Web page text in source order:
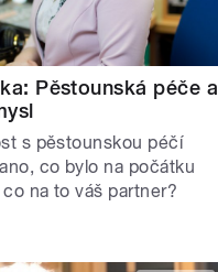
Pěstounská péče a
s pěstounskou péčí
co bylo na počátku
na to váš partner?